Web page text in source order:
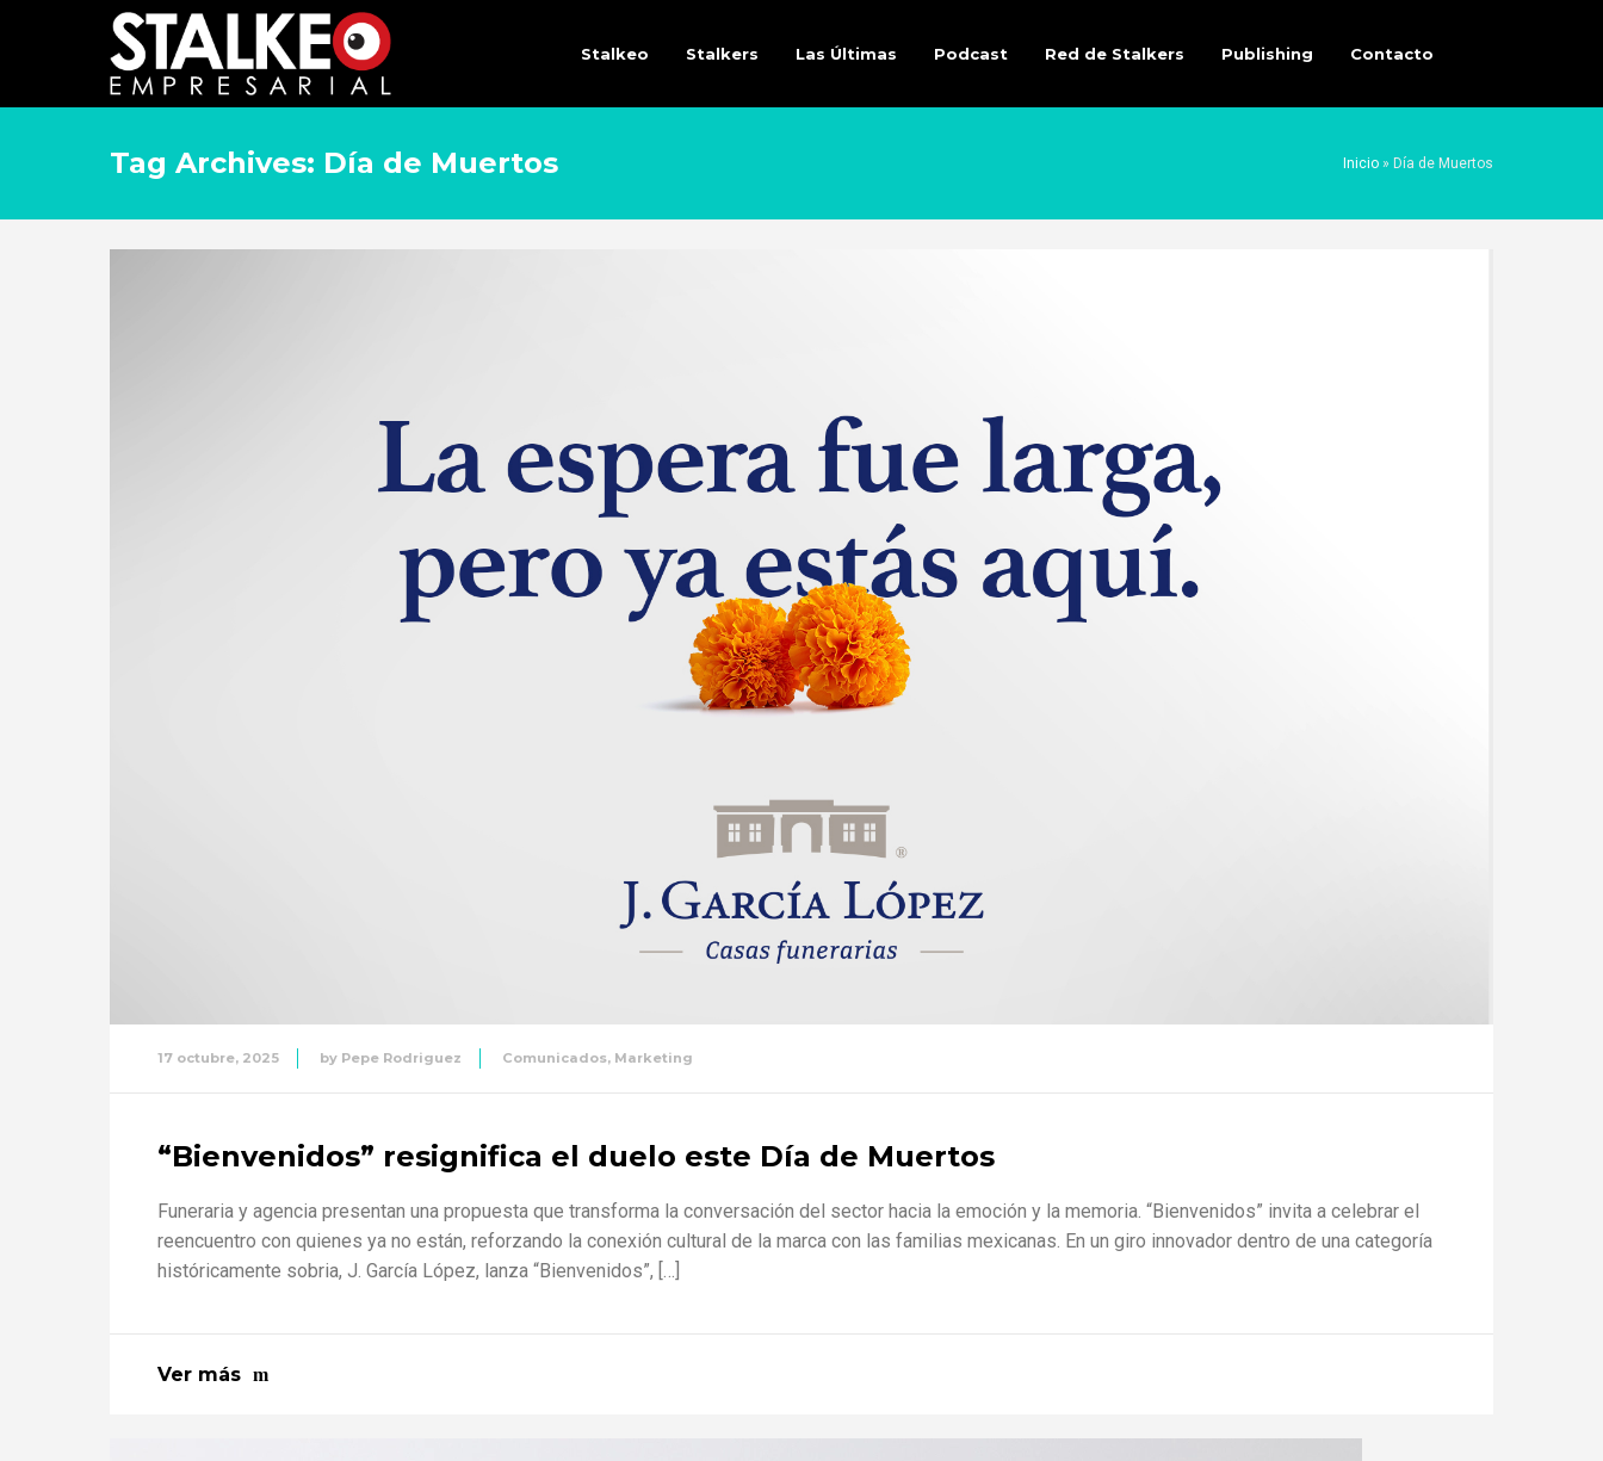
Stalkeo Stalkers Las Últimas Podcast Red de Stalkers Publishing Contacto
Tag Archives: Día de Muertos Inicio » Día de Muertos
17 octubre, 2025 by Pepe Rodriguez Comunicados, Marketing
“Bienvenidos” resignifica el duelo este Día de Muertos
Funeraria y agencia presentan una propuesta que transforma la conversación del sector hacia la emoción y la memoria. “Bienvenidos” invita a celebrar el
reencuentro con quienes ya no están, reforzando la conexión cultural de la marca con las familias mexicanas. En un giro innovador dentro de una categoría
históricamente sobria, J. García López, lanza “Bienvenidos”, […]
Ver más